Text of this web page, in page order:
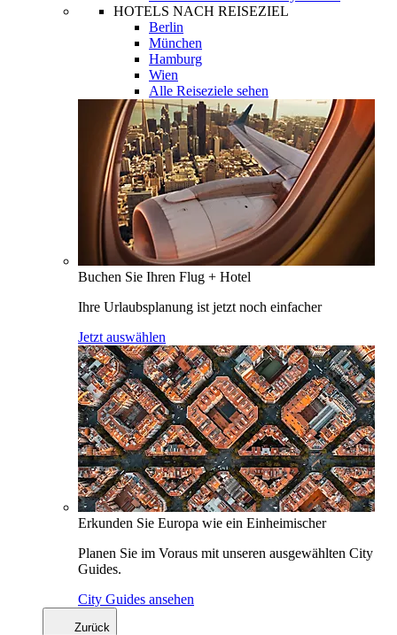
HOTELS NACH REISEZIEL
Berlin
München
Hamburg
Wien
Alle Reiseziele sehen
Buchen Sie Ihren Flug + Hotel
Ihre Urlaubsplanung ist jetzt noch einfacher
Jetzt auswählen
Erkunden Sie Europa wie ein Einheimischer
Planen Sie im Voraus mit unseren ausgewählten City
Guides.
City Guides ansehen
Zurück